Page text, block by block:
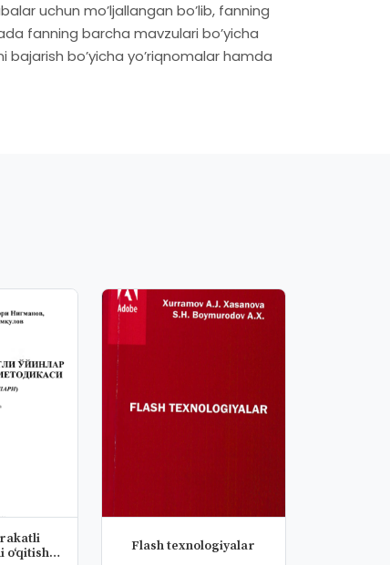
uchun mo’ljallangan bo’lib, fanning
fanning barcha mavzulari bo’yicha
bo’yicha yo’riqnomalar hamda
o‘qitish
Flash texnologiyalar